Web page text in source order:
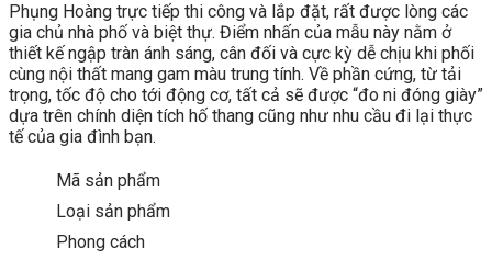
Phụng Hoàng trực tiếp thi công và lắp đặt, rất được lòng các
gia chủ nhà phố và biệt thự. Điểm nhấn của mẫu này nằm ở
thiết kế ngập tràn ánh sáng, cân đối và cực kỳ dễ chịu khi phối
cùng nội thất mang gam màu trung tính. Về phần cứng, từ tải
trọng, tốc độ cho tới động cơ, tất cả sẽ được “đo ni đóng giày”
dựa trên chính diện tích hố thang cũng như nhu cầu đi lại thực
tế của gia đình bạn.
Mã sản phẩm
Loại sản phẩm
Phong cách